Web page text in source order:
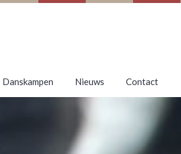
Danskampen Nieuws Contact